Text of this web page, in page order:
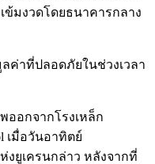
ข้มงวดโดยธนาคารกลาง
ค่าที่ปลอดภัยในช่วงเวลา
ออกจากโรงเหล็ก
เมื่อวันอาทิตย์
งยูเครนกล่าว หลังจากที่